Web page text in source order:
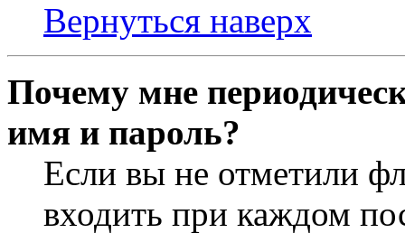
Вернуться наверх
Почему мне
имя и пароль?
Если вы не отметили
входить при каждом